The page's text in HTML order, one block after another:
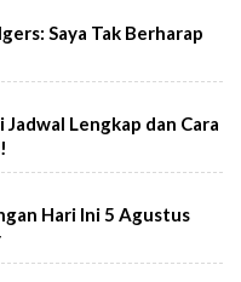
Saya Tak Berharap
Jadwal Lengkap dan Cara
Hari Ini 5 Agustus